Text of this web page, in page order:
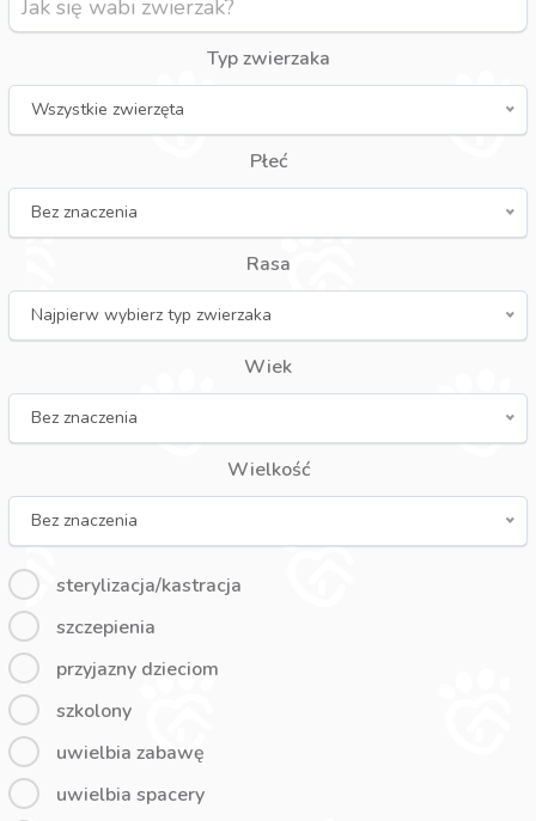
Typ zwierzaka
Wszystkie zwierzęta
Płeć
Bez znaczenia
Rasa
Najpierw wybierz typ zwierzaka
Wiek
Bez znaczenia
Wielkość
Bez znaczenia
sterylizacja/kastracja
szczepienia
przyjazny dzieciom
szkolony
uwielbia zabawę
uwielbia spacery